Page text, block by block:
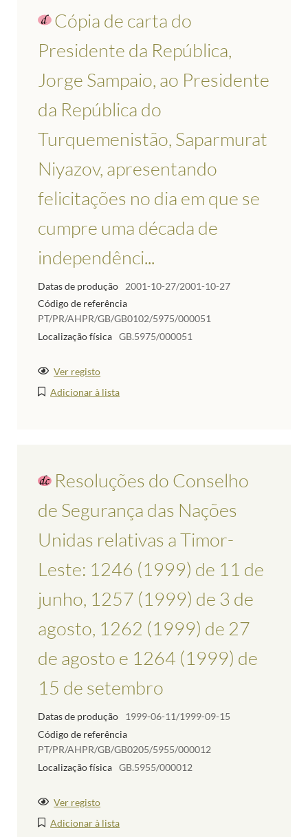
Cópia de carta do
Presidente da República,
Jorge Sampaio, ao Presidente
da República do
Turquemenistão, Saparmurat
Niyazov, apresentando
felicitações no dia em que se
cumpre uma década de
independênci...
Datas de produção
2001-10-27/2001-10-27
Código de referência
PT/PR/AHPR/GB/GB0102/5975/000051
Localização física GB.5975/000051
Ver registo
Adicionar à lista
Resoluções do Conselho
de Segurança das Nações
Unidas relativas a Timor-
Leste: 1246 (1999) de 11 de
junho, 1257 (1999) de 3 de
agosto, 1262 (1999) de 27
de agosto e 1264 (1999) de
15 de setembro
Datas de produção
1999-06-11/1999-09-15
Código de referência
PT/PR/AHPR/GB/GB0205/5955/000012
Localização física GB.5955/000012
Ver registo
Adicionar à lista